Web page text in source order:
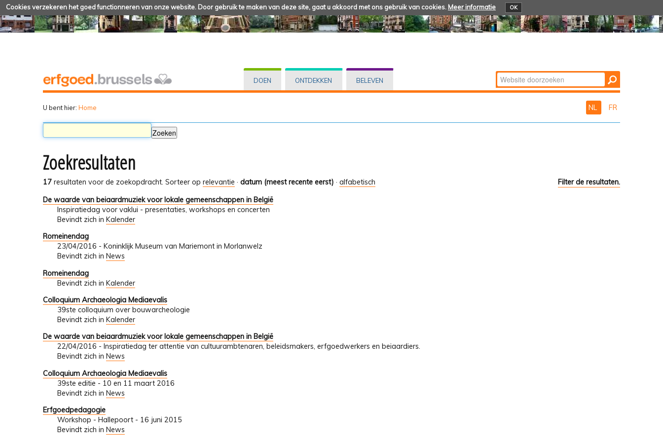
Cookies verzekeren het goed functionneren van onze website. Door gebruik te maken van deze site, gaat u akkoord met ons gebruik van cookies. Meer informatie OK
DOEN ONTDEKKEN BELEVEN Zoek
Geavanceerd
U bent hier: Home NL FR
Zoekresultaten
17 resultaten voor de zoekopdracht. Filter de resultaten.
Sorteer op relevantie · datum (meest recente eerst) · alfabetisch
De waarde van beiaardmuziek voor lokale gemeenschappen in België
Inspiratiedag voor vaklui - presentaties, workshops en concerten
Bevindt zich in Kalender
Romeinendag
23/04/2016 - Koninklijk Museum van Mariemont in Morlanwelz
Bevindt zich in News
Romeinendag
Bevindt zich in Kalender
Colloquium Archaeologia Mediaevalis
39ste colloquium over bouwarcheologie
Bevindt zich in Kalender
De waarde van beiaardmuziek voor lokale gemeenschappen in België
22/04/2016 - Inspiratiedag ter attentie van cultuurambtenaren, beleidsmakers, erfgoedwerkers en beiaardiers.
Bevindt zich in News
Colloquium Archaeologia Mediaevalis
39ste editie - 10 en 11 maart 2016
Bevindt zich in News
Erfgoedpedagogie
Workshop - Hallepoort - 16 juni 2015
Bevindt zich in News